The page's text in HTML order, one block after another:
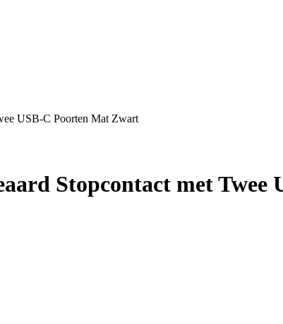
USB-C Poorten Mat Zwart
Stopcontact met Twee